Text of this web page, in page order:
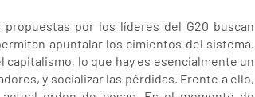
por los líderes del G20 buscan
apuntalar los cimientos del sistema.
capitalismo, lo que hay es esencialmente un
y socializar las pérdidas. Frente a ello,